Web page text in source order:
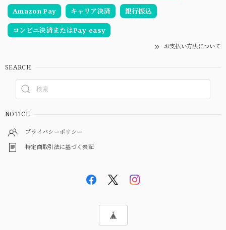
Amazon Pay キャリア決済 銀行振込
コンビニ決済またはPay-easy
お支払い方法について
SEARCH
NOTICE
プライバシーポリシー
特定商取引法に基づく表記